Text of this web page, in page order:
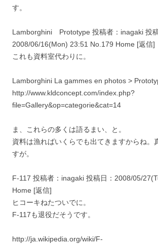
す。
Lamborghini Prototype 投稿者：inagaki 投稿
2008/06/16(Mon) 23:51 No.179 Home [返信]
これも資料室代わりに。
Lamborghini La gammes en photos >
http://www.kldconcept.com/index.php?
file=Gallery&op=categorie&cat=14
ま、これらの多くは語るまい、と。
資料は漁ればいくらでも出てきますからね。
すが。
F-117 投稿者：inagaki 投稿日：2008/05/
Home [返信]
ヒコーキねたついでに。
F-117も退役だそうです。
http://ja.wikipedia.org/wiki/F-